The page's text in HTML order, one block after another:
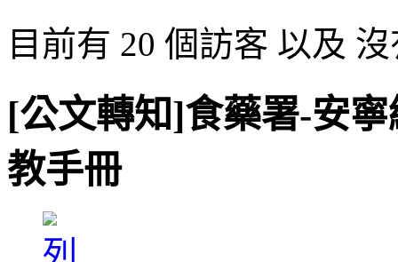
目前有 20 個訪客 以及
[公文轉知]食藥署-安
教手冊